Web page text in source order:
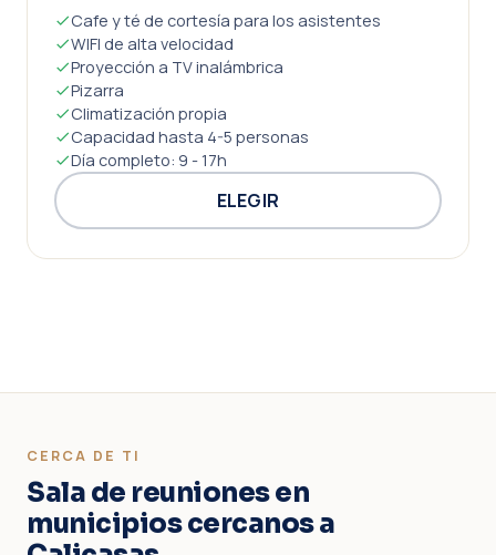
Cafe y té de cortesía para los asistentes
WIFI de alta velocidad
Proyección a TV inalámbrica
Pizarra
Climatización propia
Capacidad hasta 4-5 personas
Día completo: 9 - 17h
ELEGIR
CERCA DE TI
Sala de reuniones en
municipios cercanos a